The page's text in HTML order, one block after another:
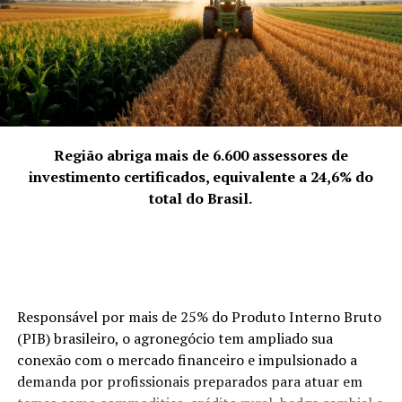
eficazes.”
O Painel 1 propõe uma análise aprofundada e
contemporânea sobre os temas de falência e
recuperação judicial, instigando os participantes a uma
reflexão crítica sobre os cenários atuais e futuros,
baseados em casos concretos e experiências práticas.
“Estamos em um momento crucial para o direito
empresarial brasileiro, e é um privilégio poder contribuir
A SEGUIR
Unifamma celebra 23 anos de compromisso com a
educação e a comunidade
Região abriga mais de 6.600 assessores de
investimento certificados, equivalente a 24,6% do
total do Brasil.
Responsável por mais de 25% do Produto Interno Bruto
(PIB) brasileiro, o agronegócio tem ampliado sua
conexão com o mercado financeiro e impulsionado a
demanda por profissionais preparados para atuar em